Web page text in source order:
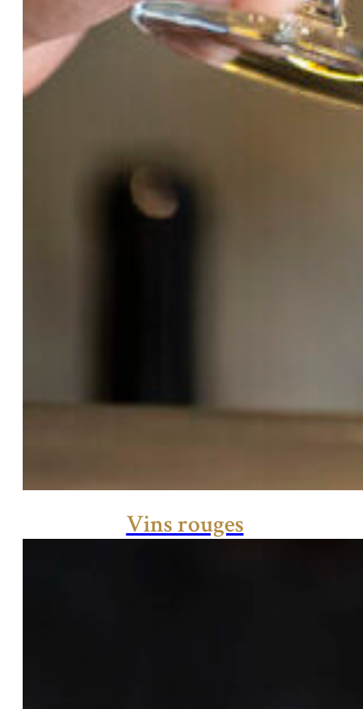
Vins rouges